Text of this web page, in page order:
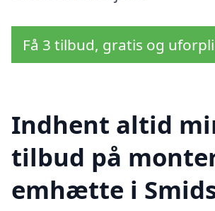
Få 3 tilbud, gratis og
Indhent altid
tilbud på
emhætte i